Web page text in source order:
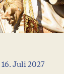
16. Juli 2027